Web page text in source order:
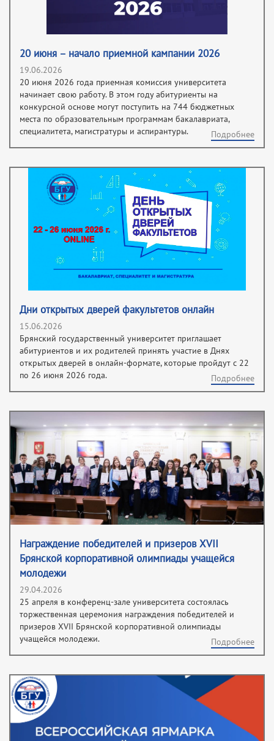
20 июня – начало приемной кампании 2026
19.06.2026
20 июня 2026 года приемная комиссия университета
начинает свою работу. В этом году абитуриенты на
конкурсной основе могут поступить на 744 бюджетных
места по образовательным программам бакалавриата,
специалитета, магистратуры и аспирантуры.
Подробнее
Дни открытых дверей факультетов онлайн
15.06.2026
Брянский государственный университет приглашает
абитуриентов и их родителей принять участие в Днях
открытых дверей в онлайн-формате, которые пройдут с 22
по 26 июня 2026 года.
Подробнее
Награждение победителей и призеров XVII
Брянской корпоративной олимпиады учащейся
молодежи
29.04.2026
25 апреля в конференц-зале университета состоялась
торжественная церемония награждения победителей и
призеров XVII Брянской корпоративной олимпиады
учащейся молодежи.
Подробнее